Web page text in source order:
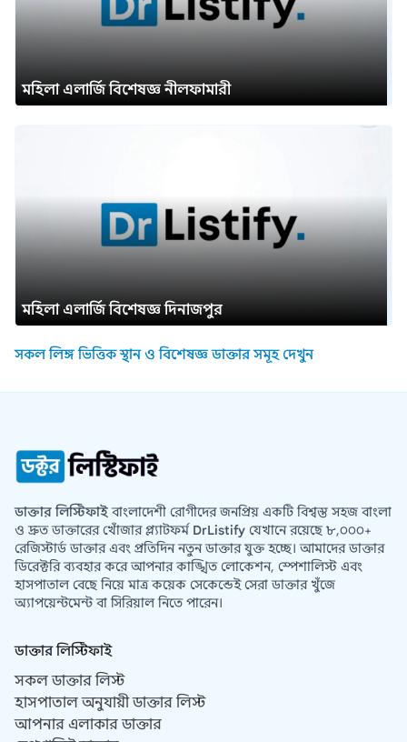
মহিলা এলার্জি বিশেষজ্ঞ নীলফামারী
মহিলা এলার্জি বিশেষজ্ঞ দিনাজপুর
সকল লিঙ্গ ভিত্তিক স্থান ও বিশেষজ্ঞ ডাক্তার সমূহ দেখুন
ডাক্তার লিস্টিফাইবাংলাদেশী রোগীদের জনপ্রিয় একটি বিশ্বস্ত সহজ বাংলা
ও দ্রুত ডাক্তারের খোঁজার প্ল্যাটফর্ম DrListify যেখানে রয়েছে ৮,০০০+
রেজিস্টার্ড ডাক্তার এবং প্রতিদিন নতুন ডাক্তার যুক্ত হচ্ছে। আমাদের ডাক্তার
ডিরেক্টরি ব্যবহার করে আপনার কাঙ্খিত লোকেশন, স্পেশালিস্ট এবং
হাসপাতাল বেছে নিয়ে মাত্র কয়েক সেকেন্ডেই সেরা ডাক্তার খুঁজে
অ্যাপয়েন্টমেন্ট বা সিরিয়াল নিতে পারেন।
ডাক্তার লিস্টিফাই
সকল ডাক্তার লিস্ট
হাসপাতাল অনুযায়ী ডাক্তার লিস্ট
আপনার এলাকার ডাক্তার